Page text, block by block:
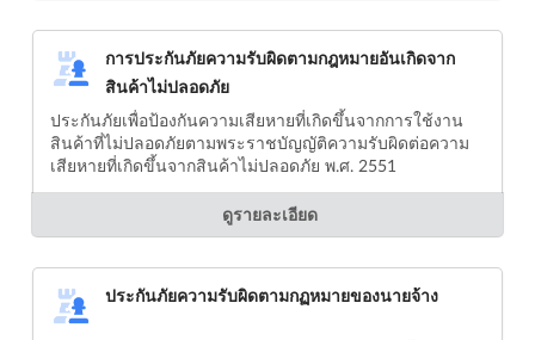
การประกันภัยความรับผิดตามกฎหมายอันเกิดจาก
สินค้าไม่ปลอดภัย
ประกันภัยเพื่อป้องกันความเสียหายที่เกิดขึ้นจากการใช้งาน
สินค้าที่ไม่ปลอดภัยตามพระราชบัญญัติความรับผิดต่อความ
เสียหายที่เกิดขึ้นจากสินค้าไม่ปลอดภัย พ.ศ. 2551
ดูรายละเอียด
ประกันภัยความรับผิดตามกฏหมายของนายจ้าง